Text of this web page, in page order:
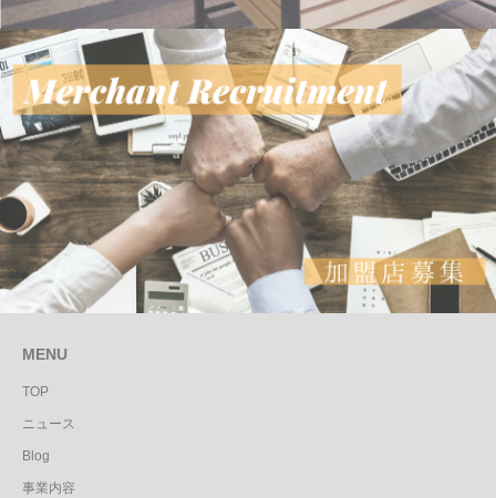
MENU
TOP
ニュース
Blog
事業内容